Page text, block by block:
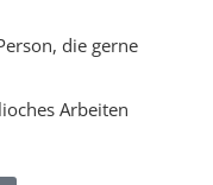
die gerne
Arbeiten